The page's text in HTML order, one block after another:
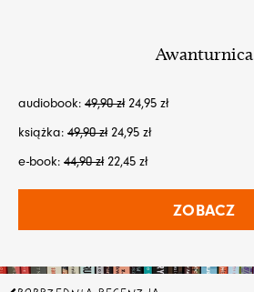
Awanturnica
audiobook: 49,90zł 24,95 zł
książka: 49,90zł 24,95 zł
e-book: 44,90zł 22,45 zł
ZOBACZ